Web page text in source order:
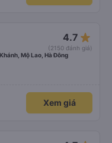
4.7 star_rate
(2150 đánh giá)
Mộ Lao, Hà Đông
Xem giá